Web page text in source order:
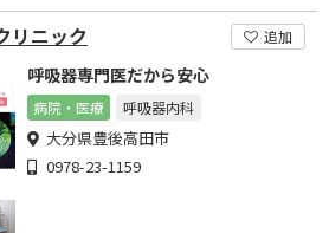
リニック 追加
呼吸器専門医だから安心
病院・医療 呼吸器内科
大分県豊後高田市
0978-23-1159